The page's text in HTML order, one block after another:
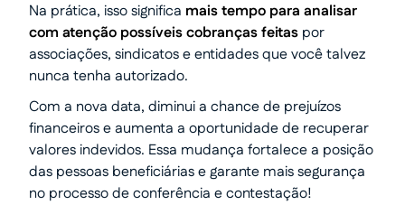
Na prática, isso significa mais tempo para analisar
com atenção possíveis cobranças feitas por
associações, sindicatos e entidades que você talvez
nunca tenha autorizado.
Com a nova data, diminui a chance de prejuízos
financeiros e aumenta a oportunidade de recuperar
valores indevidos. Essa mudança fortalece a posição
das pessoas beneficiárias e garante mais segurança
no processo de conferência e contestação!